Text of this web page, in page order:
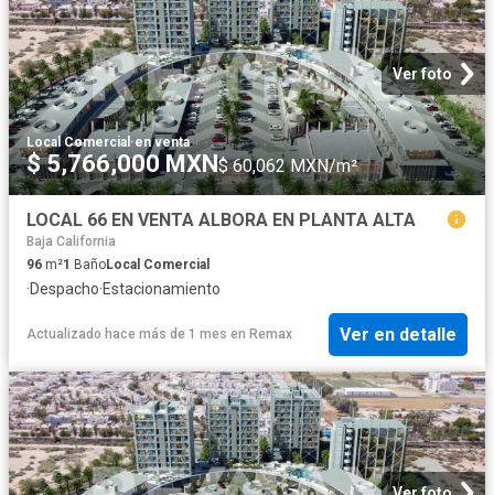
Ver foto
Local Comercial ·en venta
$ 5,766,000 MXN$ 60,062 MXN/m²
LOCAL 66 EN VENTA ALBORA EN PLANTA ALTA
Baja California
96 m²1 BañoLocal Comercial
·Despacho·Estacionamiento
Actualizado hace más de 1 mes en Remax Ver en detalle